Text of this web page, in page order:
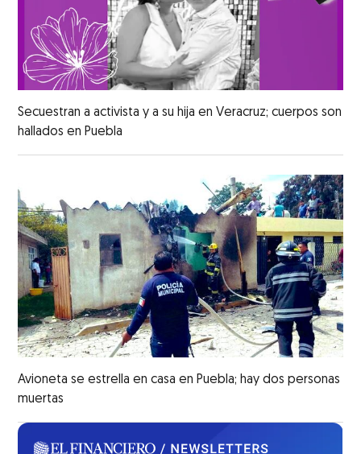
Secuestran a activista y a su hija en Veracruz; cuerpos son
hallados en Puebla
Avioneta se estrella en casa en Puebla; hay dos personas
muertas